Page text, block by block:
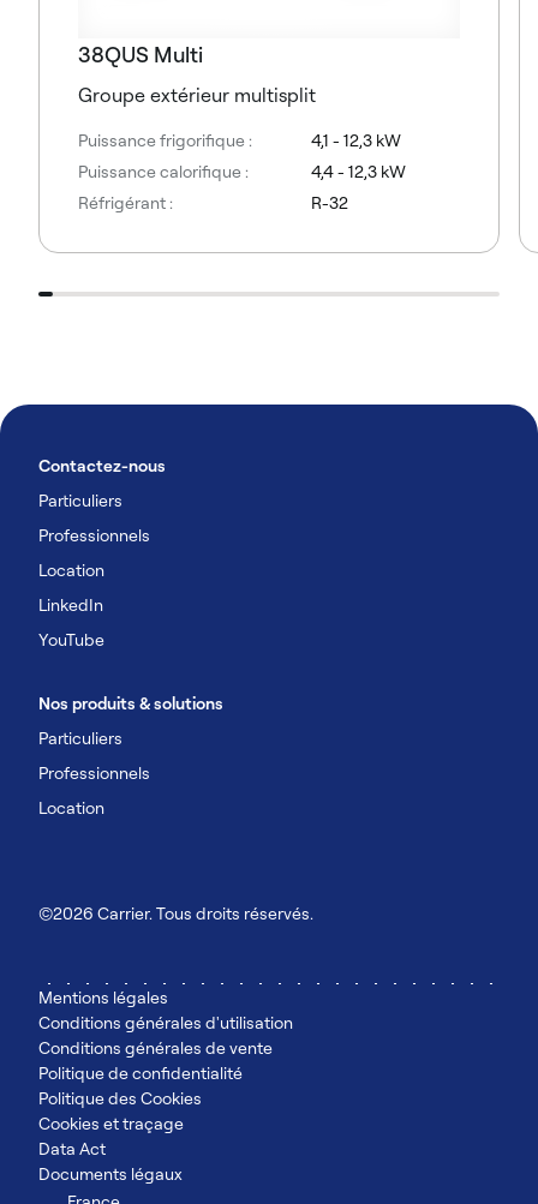
38QUS Multi
Groupe extérieur multisplit
Puissance frigorifique :
4,1 - 12,3 kW
Puissance calorifique :
4,4 - 12,3 kW
Réfrigérant :
R-32
Contactez-nous
Particuliers
Professionnels
Location
LinkedIn
YouTube
Nos produits & solutions
Particuliers
Professionnels
Location
©2026 Carrier. Tous droits réservés.
Mentions légales
Conditions générales d'utilisation
Conditions générales de vente
Politique de confidentialité
Politique des Cookies
Cookies et traçage
Data Act
Documents légaux